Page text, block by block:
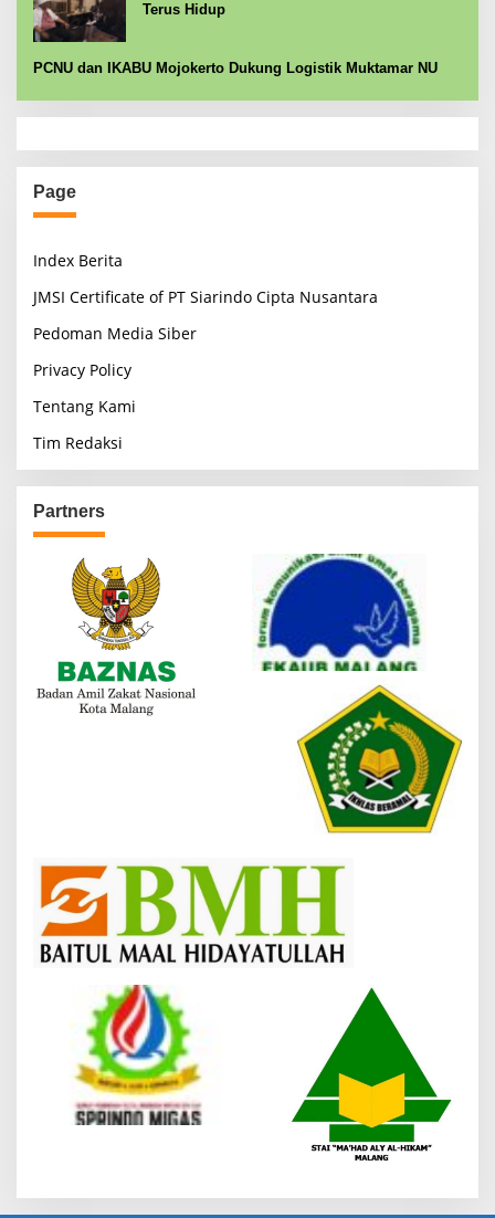
Terus Hidup
PCNU dan IKABU Mojokerto Dukung Logistik Muktamar NU
Page
Index Berita
JMSI Certificate of PT Siarindo Cipta Nusantara
Pedoman Media Siber
Privacy Policy
Tentang Kami
Tim Redaksi
Partners